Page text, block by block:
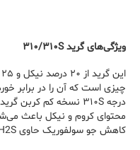
ویژگی‌های گرید ۳۱۰/۳۱۰S
چیزی است که آن را در برابر
محتوای کروم و نیکل باعث
کاهش جو سولفوریک حاوی H2S باشد.